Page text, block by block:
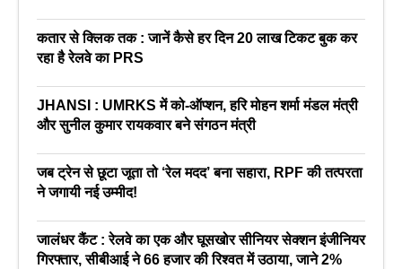
कतार से क्लिक तक : जानें कैसे हर दिन 20 लाख टिकट बुक कर
रहा है रेलवे का PRS
JHANSI : UMRKS में को-ऑप्शन, हरि मोहन शर्मा मंडल मंत्री
और सुनील कुमार रायकवार बने संगठन मंत्री
जब ट्रेन से छूटा जूता तो ‘रेल मदद’ बना सहारा, RPF की तत्परता
ने जगायी नई उम्मीद!
जालंधर कैंट : रेलवे का एक और घूसखोर सीनियर सेक्शन इंजीनियर
गिरफ्तार, सीबीआई ने 66 हजार की रिश्वत में उठाया, जाने 2%